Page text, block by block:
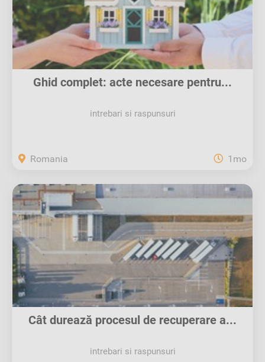
Ghid complet: acte necesare pentru...
intrebari si raspunsuri
Romania 1mo
Cât durează procesul de recuperare a...
intrebari si raspunsuri